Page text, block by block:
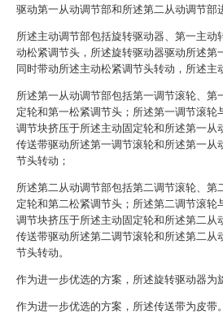
驱动第一从动调节部和所述第二从动调节部
所述主动调节部包括旋转驱动器、第一主
动松紧调节头，所述旋转驱动器驱动所述第
同时带动所述主动松紧调节头转动，所述主
所述第一从动调节部包括第一调节滚轮、第
定轮和第一松紧调节头；所述第一调节滚
调节块挤压于所述主动固定轮和所述第一从
传送带驱动所述第一调节滚轮和所述第一从
节头转动；
所述第二从动调节部包括第二调节滚轮、第
定轮和第二松紧调节头；所述第二调节滚
调节块挤压于所述主动固定轮和所述第二从
传送带驱动所述第二调节滚轮和所述第二从
节头转动。
作为进一步优选的方案，所述旋转驱动器为
作为进一步优选的方案，所述传送带为皮带。